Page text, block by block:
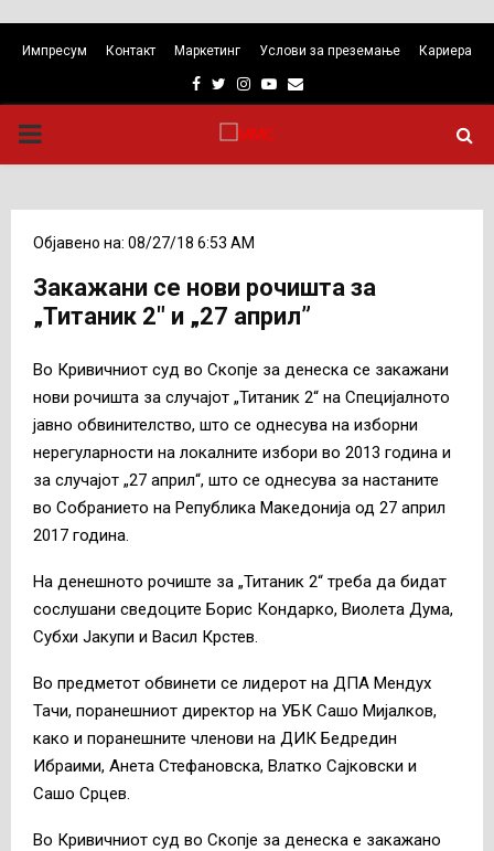
Импресум Контакт Маркетинг Услови за преземање Кариера
Facebook
TwitterInstagram
Youtube
Email
PRIMARY
Објавено на: 08/27/18 6:53 AM
Закажани се нови рочишта за
„Титаник 2″ и „27 април”
Во Кривичниот суд во Скопје за денеска се закажани
нови рочишта за случајот „Титаник 2“ на Специјалното
јавно обвинителство, што се однесува на изборни
нерегуларности на локалните избори во 2013 година и
за случајот „27 април“, што се однесува за настаните
во Собранието на Република Македонија од 27 април
2017 година.
На денешното рочиште за „Титаник 2“ треба да бидат
сослушани сведоците Борис Кондарко, Виолета Дума,
Субхи Јакупи и Васил Крстев.
Во предметот обвинети се лидерот на ДПА Мендух
Тачи, поранешниот директор на УБК Сашо Мијалков,
како и поранешните членови на ДИК Бедредин
Ибраими, Анета Стефановска, Влатко Сајковски и
Сашо Срцев.
Во Кривичниот суд во Скопје за денеска е закажано